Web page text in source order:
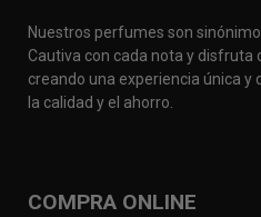
Nuestros perfumes son
Cautiva con cada nota y disfruta
creando una experiencia única y
la calidad y el ahorro.
COMPRA ONLINE